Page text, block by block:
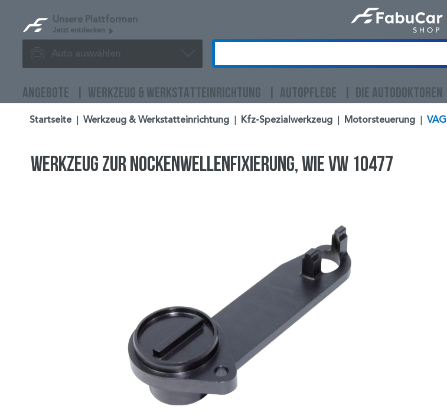
Unsere Plattformen
Jetzt entdecken
Auto auswählen
ANGEBOTE WERKZEUG & WERKSTATTEINRICHTUNG AUTOPFLEGE DIE AUTODOKTOREN
Startseite Werkzeug & Werkstatteinrichtung Kfz-Spezialwerkzeug Motorsteuerung VAG
Werkzeug zur Nockenwellenfixierung, wie VW 10477